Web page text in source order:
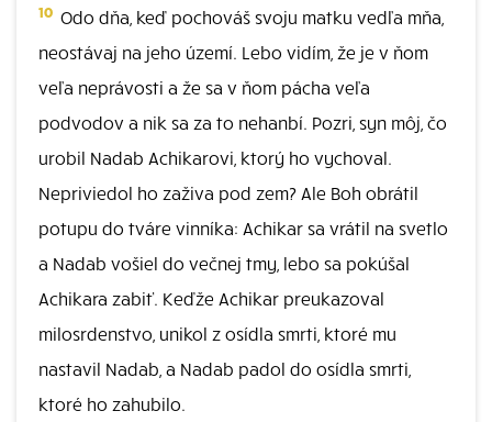
10 Odo dňa, keď pochováš svoju matku vedľa mňa,
neostávaj na jeho území. Lebo vidím, že je v ňom
veľa neprávosti a že sa v ňom pácha veľa
podvodov a nik sa za to nehanbí. Pozri, syn môj, čo
urobil Nadab Achikarovi, ktorý ho vychoval.
Nepriviedol ho zaživa pod zem? Ale Boh obrátil
potupu do tváre vinníka: Achikar sa vrátil na svetlo
a Nadab vošiel do večnej tmy, lebo sa pokúšal
Achikara zabiť. Keďže Achikar preukazoval
milosrdenstvo, unikol z osídla smrti, ktoré mu
nastavil Nadab, a Nadab padol do osídla smrti,
ktoré ho zahubilo.